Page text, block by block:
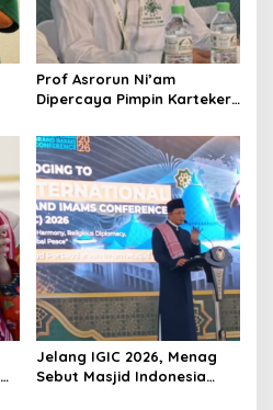
Prof Asrorun Ni’am
Dipercaya Pimpin Karteker
Regenerasi Kepemimpinan
NU
Jelang IGIC 2026, Menag
Sebut Masjid Indonesia